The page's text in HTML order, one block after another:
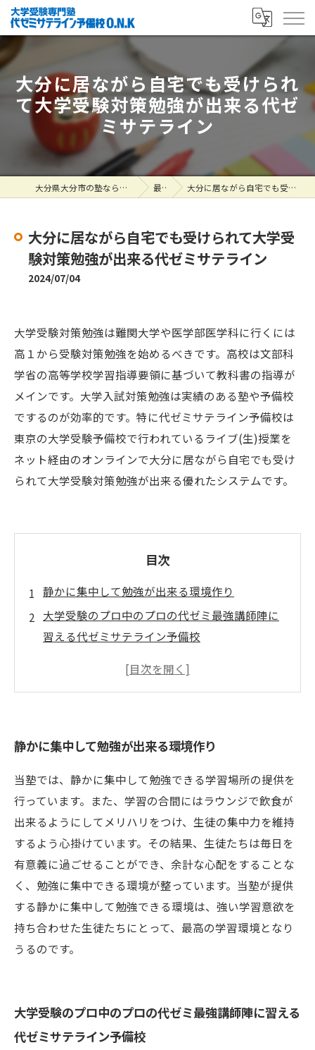
大分に居ながら自宅でも受けられ
て大学受験対策勉強が出来る代ゼ
ミサテライン
大分県大分市の塾なら大学受験専門塾 代ゼミサテライン予備校O.N.K 最新情報 大分に居ながら自宅でも受けられて大学受験対策勉強が出来る代ゼミサテライン
大分に居ながら自宅でも受けられて大学受
験対策勉強が出来る代ゼミサテライン
2024/07/04
大学受験対策勉強は難関大学や医学部医学科に行くには
高１から受験対策勉強を始めるべきです。高校は文部科
学省の高等学校学習指導要領に基づいて教科書の指導が
メインです。大学入試対策勉強は実績のある塾や予備校
でするのが効率的です。特に代ゼミサテライン予備校は
東京の大学受験予備校で行われているライブ(生)授業を
ネット経由のオンラインで大分に居ながら自宅でも受け
られて大学受験対策勉強が出来る優れたシステムです。
目次
静かに集中して勉強が出来る環境作り
大学受験のプロ中のプロの代ゼミ最強講師陣に
習える代ゼミサテライン予備校
大学受験専門塾の授業は大学受験に特化した授
業で受けただけ実力が身に付きます
静かに集中して勉強が出来る環境作り
当塾では、静かに集中して勉強できる学習場所の提供を
行っています。また、学習の合間にはラウンジで飲食が
出来るようにしてメリハリをつけ、生徒の集中力を維持
するよう心掛けています。その結果、生徒たちは毎日を
有意義に過ごせることができ、余計な心配をすることな
く、勉強に集中できる環境が整っています。当塾が提供
する静かに集中して勉強できる環境は、強い学習意欲を
持ち合わせた生徒たちにとって、最高の学習環境となり
うるのです。
大学受験のプロ中のプロの代ゼミ最強講師陣に習える
代ゼミサテライン予備校